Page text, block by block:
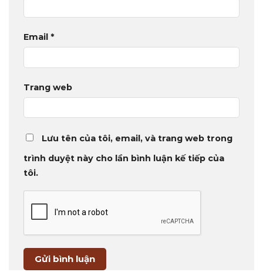
Email *
Trang web
Lưu tên của tôi, email, và trang web trong
trình duyệt này cho lần bình luận kế tiếp của
tôi.